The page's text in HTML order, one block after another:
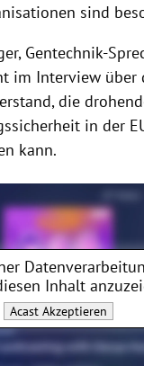
sind
Gentechnik-
im Interview über
die
in der
kann.
Inhalt
Acast Akzeptieren